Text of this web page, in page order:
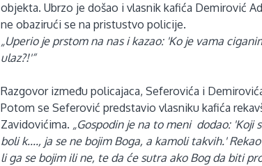
objekta.Ubrzo je došao i vlasnik kafića Demirović
ne obazirući se na pristustvo policije.
„Uperio je prstom na nas i kazao: 'Ko je vama
ulaz?!'“
Razgovor između policajaca, Seferovića i
Potom se Seferović predstavio vlasniku kafića
Zavidovićima. „Gospodin je na to meni dodao: 'Koji
boli k...., ja se ne bojim Boga, a kamoli takvih.'
li ga se bojim ili ne, te da će sutra ako Bog da biti